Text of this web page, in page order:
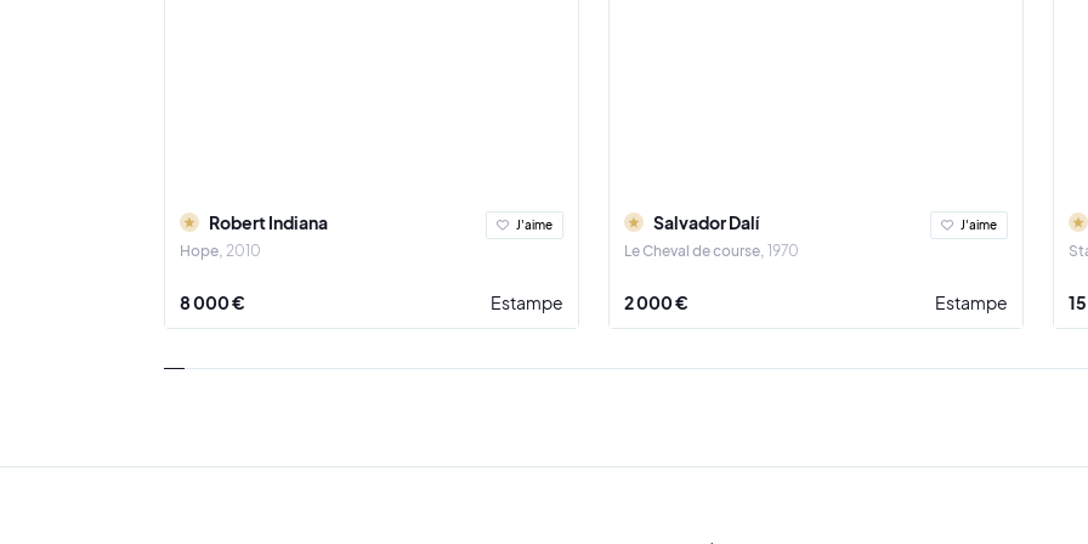
Robert Indiana
Hope 2010
J'aime
8 000 € Estampe
Salvador Dalí
Le Cheval de course 1970
J'aime
2 000 € Estampe